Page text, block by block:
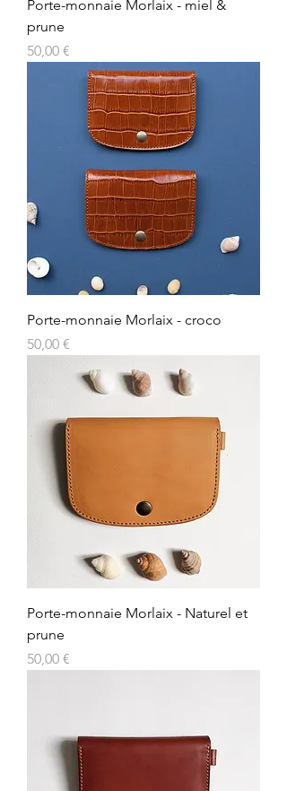
Porte-monnaie Morlaix - miel &
prune
Prix
50,00 €
Porte-monnaie Morlaix - croco
Prix
50,00 €
Porte-monnaie Morlaix - Naturel et
prune
Prix
50,00 €